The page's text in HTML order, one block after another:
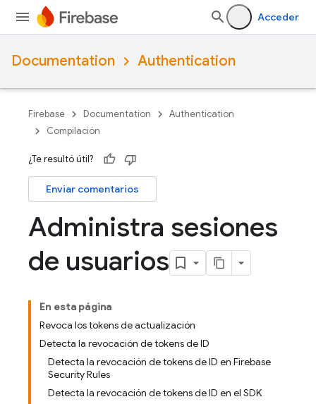
Acceder
Documentation Authentication
Firebase Documentation
Authentication
Compilación
¿Te resultó útil?
Enviar comentarios
Administra sesiones
de usuarios
En esta página
Revoca los tokens de actualización
Detecta la revocación de tokens de ID
Detecta la revocación de tokens de ID en Firebase
Security Rules
Detecta la revocación de tokens de ID en el SDK